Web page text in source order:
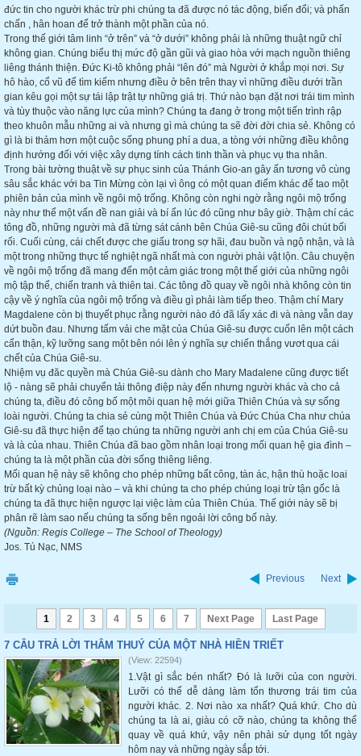
đức tin cho người khác trừ phi chúng ta đã được nó tác động, biến đổi; và phấn
chấn , hân hoan để trở thành một phần của nó.
Trong thế giới tâm linh “ở trên” và “ở dưới” không phải là những thuật ngữ chỉ
không gian. Chúng biểu thị mức độ gần gũi và giao hòa với mạch nguồn thiêng
liêng thánh thiện. Đức Ki-tô không phải “lên đó” mà Người ở khắp mọi nơi. Sự
hô hào, cổ vũ để tìm kiếm nhưng điều ở bên trên thay vì những điều dưới trần
gian kêu gọi một sự tái lập trật tự những giá trị. Thứ nào bạn đặt nơi trái tim mình
và tùy thuộc vào năng lực của mình? Chúng ta đang ở trong một tiến trình rập
theo khuôn mẫu những ai và nhưng gì mà chúng ta sẽ đời đời chia sẻ. Không có
gì là bi thảm hơn một cuộc sống phung phí a dua, a tòng với những điều không
định hướng đối với việc xây dựng tính cách tinh thần và phục vụ tha nhân.
Trong bài tường thuật về sự phục sinh của Thánh Gio-an gây ấn tương vô cùng
sâu sắc khác với ba Tin Mừng còn lại vì ông có một quan điểm khác để tao một
phiên bản của mình về ngôi mộ trống. Không còn nghi ngờ rằng ngôi mộ trống
này như thể một vấn đề nan giải và bí ẩn lúc đó cũng như bây giờ. Thậm chí các
tông đồ, những người mà đã từng sát cánh bên Chúa Giê-su cũng đôi chút bối
rối. Cuối cùng, cái chết được che giấu trong sợ hãi, đau buồn và ngộ nhận, và là
một trong những thực tế nghiệt ngã nhất mà con người phải vật lộn. Câu chuyện
về ngôi mộ trống đã mang đến một cảm giác trong một thế giới của những ngôi
mộ tập thể, chiến tranh và thiên tai. Các tông đồ quay về ngôi nhà không còn tin
cậy về ý nghĩa của ngôi mộ trống và điều gì phải làm tiếp theo. Thậm chí Mary
Magdalene còn bị thuyết phục rằng người nào đó đã lấy xác đi và nàng vẫn day
dứt buồn đau. Nhưng tấm vải che mặt của Chúa Giê-su được cuốn lên một cách
cẩn thận, kỹ lưỡng sang một bên nói lên ý nghĩa sự chiến thắng vươt qua cái
chết của Chúa Giê-su.
Nhiệm vụ đăc quyền mà Chúa Giê-su dành cho Mary Madalene cũng được tiết
lộ - nàng sẽ phải chuyển tải thông điệp này đến nhưng người khác và cho cả
chúng ta, điều đó công bố một môi quan hệ mới giữa Thiên Chúa và sự sống
loài người. Chúng ta chia sẻ cùng một Thiên Chúa và Đức Chúa Cha như chúa
Giê-su đã thực hiện để tạo chúng ta những người anh chị em của Chúa Giê-su
và là của nhau. Thiên Chúa đã bao gồm nhân loại trong mối quan hệ gia đình –
chúng ta là một phần của đời sống thiêng liêng.
Mối quan hệ này sẽ không cho phép những bất công, tàn ác, hận thù hoặc loai
trừ bất kỳ chủng loại nào – và khi chúng ta cho phép chúng loại trừ tận gốc là
chúng ta đã thực hiện ngược lại việc làm của Thiên Chúa. Thế giới này sẽ bị
phân rẽ làm sao nếu chúng ta sống bên ngoải lời công bố này.
(Nguồn: Regis College – The School of Theology)
Jos. Tú Nạc, NMS
Previous Next
1 2 3 4 5 6 7 Next Page Last Page
7 CÂU TRẢ LỜI THÂM THUÝ CỦA MỘT NHÀ HIỀN TRIẾT
(View: 22594)
1.Vật gì sắc bén nhất? Đó là lưỡi của con người.
Lưỡi có thể dễ dàng làm tổn thương trái tim của
người khác. 2. Nơi nào xa nhất? Quá khứ. Cho dù
chúng ta là ai, giàu có cỡ nào, chúng ta không thể
quay về quá khứ, vậy nên phải sử dụng tốt ngày
hôm nay và những ngày sắp tới.